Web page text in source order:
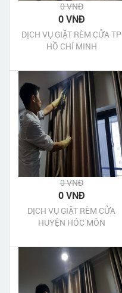
0 VNĐ
0 VNĐ
DỊCH VỤ GIẶT RÈM CỬA TP
HỒ CHÍ MINH
0 VNĐ
0 VNĐ
DỊCH VỤ GIẶT RÈM CỬA
HUYỆN HÓC MÔN